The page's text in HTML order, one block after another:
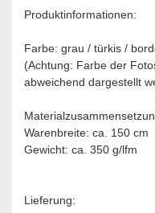
Produktinformationen:
Farbe: grau / türkis /
(Achtung: Farbe der
abweichend dargestellt
Warenbreite: ca. 150 cm
Gewicht: ca. 350 g/lfm
Lieferung: